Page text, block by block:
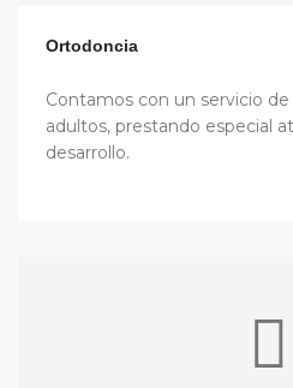
Ortodoncia
Contamos con un servicio
adultos, prestando especial
desarrollo.